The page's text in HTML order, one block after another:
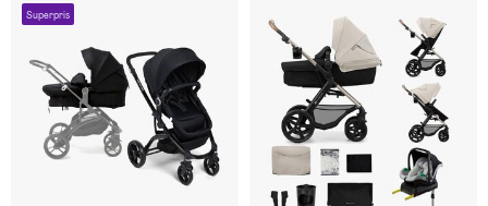
Superpris